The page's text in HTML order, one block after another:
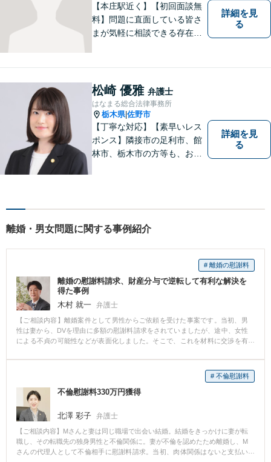
【本庄駅近く】【初回面談無
料】問題に直面している皆さ
まが気軽に相談できる存在に
／休日対応可能】公平・公正
な立場から、事件の見通しを
正確に伝えます。お気軽にご
相談ください。
詳細を見
る
松崎 優雅 弁護士
はなまる総合法律事務所
栃木県|佐野市
【丁寧な対応】【素早いレス
ポンス】隣接市の足利市、館
林市、栃木市の方等も、お気
ご相談は、内容によって、初
す。
詳細を見
る
離婚・男女問題に関する事例紹介
# 離婚の慰謝料
離婚の慰謝料請求、財産分与で逆転して有利な解決を
得た事例
木村 就一
弁護士
【ご相談内容】離婚案件として男性からご依頼を受けた事案です。当初、男
性は妻から、DVを理由に多額の慰謝料請求をされていましたが、途中、女性
による不貞の可能性などが表面化しました。そこで、これを材料に交渉を有
の関係で、男性が多額の財産分与を得て解決となりました。
# 不倫慰謝料
不倫慰謝料330万円獲得
北澤 彩子 弁護士
【ご相談内容】Mさんと妻は同じ職場で出会い結婚。結婚をきっかけに妻が転
職し、その転職先の独身男性と不倫関係に。妻が不倫を認めたため離婚し、M
さんの代理人として不倫相手に慰謝料請求。当初、肉体関係はないと支払い